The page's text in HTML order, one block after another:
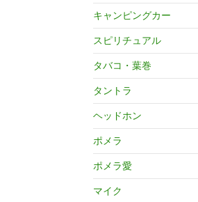
キャンピングカー
スピリチュアル
タバコ・葉巻
タントラ
ヘッドホン
ポメラ
ポメラ愛
マイク